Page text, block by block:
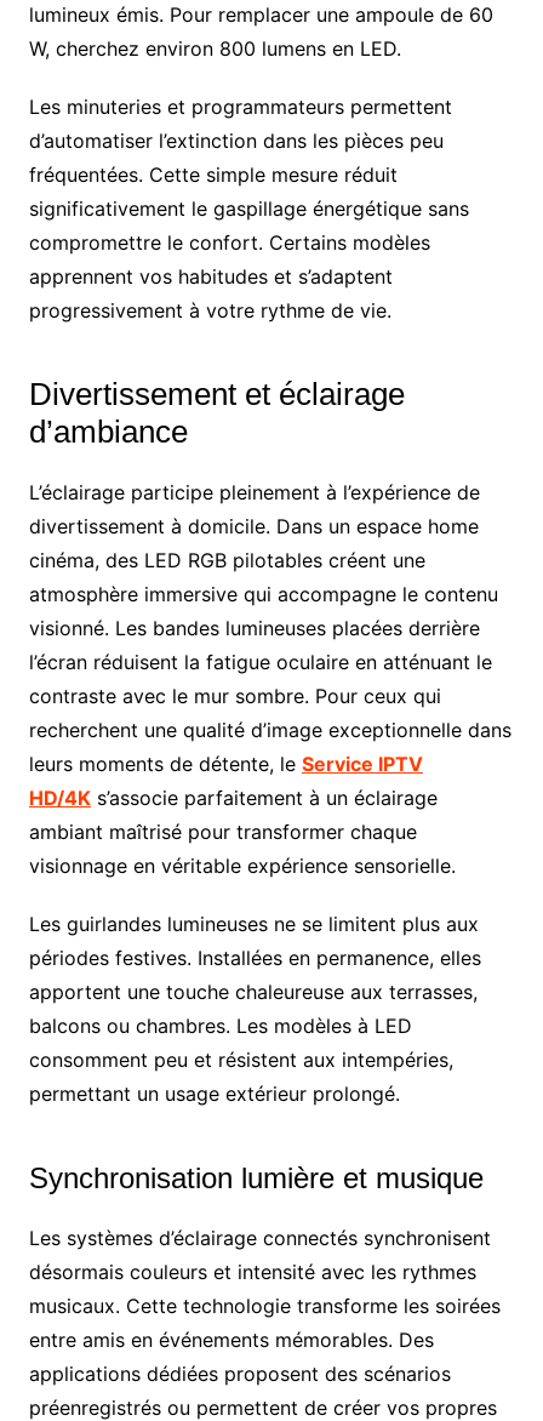
lumineux émis. Pour remplacer une ampoule de 60
W, cherchez environ 800 lumens en LED.
Les minuteries et programmateurs permettent
d’automatiser l’extinction dans les pièces peu
fréquentées. Cette simple mesure réduit
significativement le gaspillage énergétique sans
compromettre le confort. Certains modèles
apprennent vos habitudes et s’adaptent
progressivement à votre rythme de vie.
Divertissement et éclairage
d’ambiance
L’éclairage participe pleinement à l’expérience de
divertissement à domicile. Dans un espace home
cinéma, des LED RGB pilotables créent une
atmosphère immersive qui accompagne le contenu
visionné. Les bandes lumineuses placées derrière
l’écran réduisent la fatigue oculaire en atténuant le
contraste avec le mur sombre. Pour ceux qui
recherchent une qualité d’image exceptionnelle dans
leurs moments de détente, le Service IPTV
HD/4Ks’associe parfaitement à un éclairage
ambiant maîtrisé pour transformer chaque
visionnage en véritable expérience sensorielle.
Les guirlandes lumineuses ne se limitent plus aux
périodes festives. Installées en permanence, elles
apportent une touche chaleureuse aux terrasses,
balcons ou chambres. Les modèles à LED
consomment peu et résistent aux intempéries,
permettant un usage extérieur prolongé.
Synchronisation lumière et musique
Les systèmes d’éclairage connectés synchronisent
désormais couleurs et intensité avec les rythmes
musicaux. Cette technologie transforme les soirées
entre amis en événements mémorables. Des
applications dédiées proposent des scénarios
préenregistrés ou permettent de créer vos propres